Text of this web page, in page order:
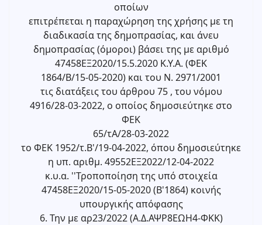
οποίων
επιτρέπεται η παραχώρηση της χρήσης με τη
διαδικασία της δημοπρασίας, και άνευ
δημοπρασίας (όμοροι) βάσει της με αριθμό
47458ΕΞ2020/15.5.2020 Κ.Υ.Α. (ΦΕΚ
1864/Β/15-05-2020) και του Ν. 2971/2001
τις διατάξεις του άρθρου 75 , του νόμου
4916/28-03-2022, ο οποίος δημοσιεύτηκε στο
ΦΕΚ
65/τΑ/28-03-2022
το ΦΕΚ 1952/τ.Β'/19-04-2022, όπου δημοσιεύτηκε
η υπ. αριθμ. 49552ΕΞ2022/12-04-2022
κ.υ.α. ''Τροποποίηση της υπό στοιχεία
47458ΕΞ2020/15-05-2020 (Β'1864) κοινής
υπουργικής απόφασης
6. Την με αρ23/2022 (Α.Δ.ΑΨΡ8ΕΩΗ4-ΦΚΚ)